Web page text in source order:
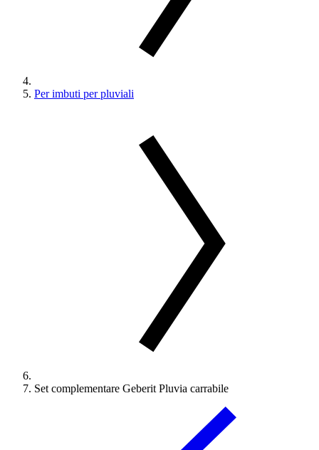
Per imbuti per pluviali
Set complementare Geberit Pluvia carrabile